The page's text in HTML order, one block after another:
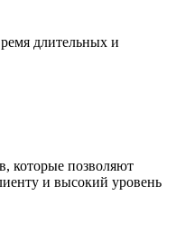
длительных и
которые позволяют
и высокий уровень